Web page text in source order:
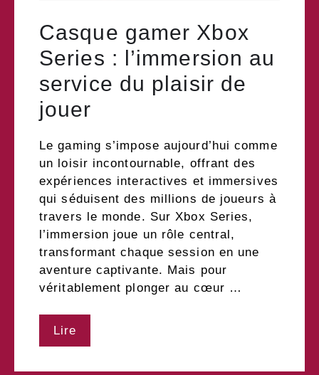
Casque gamer Xbox
Series : l’immersion au
service du plaisir de
jouer
Le gaming s’impose aujourd’hui comme
un loisir incontournable, offrant des
expériences interactives et immersives
qui séduisent des millions de joueurs à
travers le monde. Sur Xbox Series,
l’immersion joue un rôle central,
transformant chaque session en une
aventure captivante. Mais pour
véritablement plonger au cœur …
Lire